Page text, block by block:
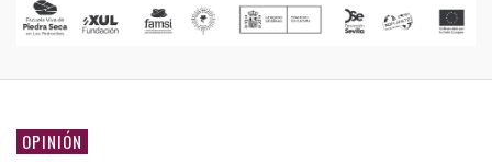
OPINIÓN